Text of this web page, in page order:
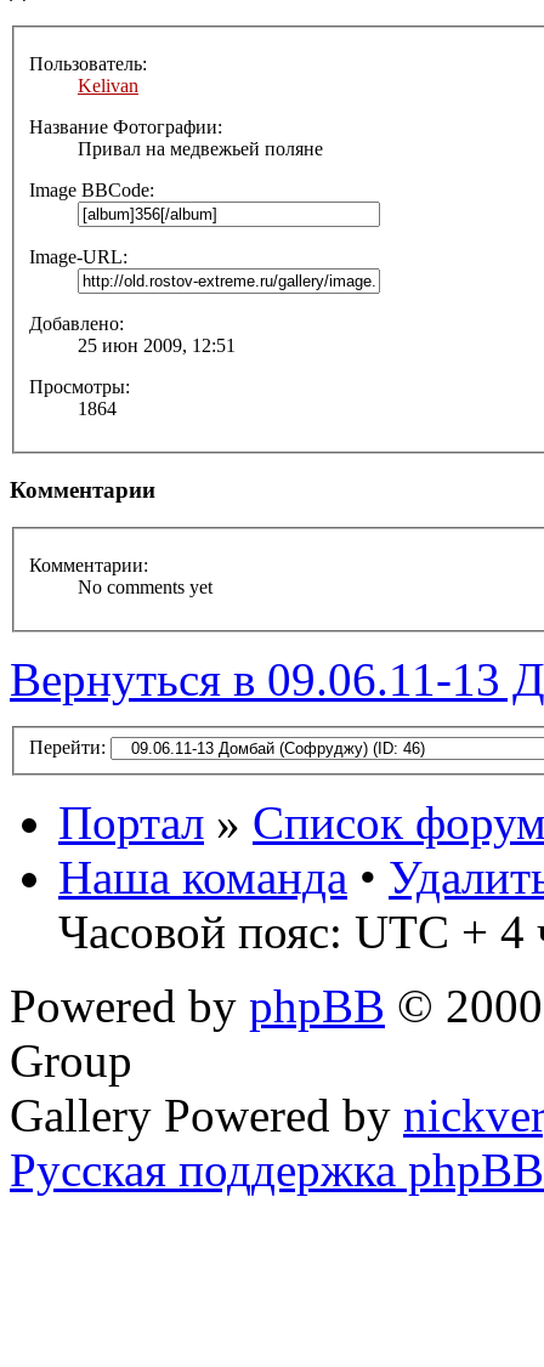
Пользователь:
Kelivan
Название Фотографии:
Привал на медвежьей поляне
Image BBCode:
Image-URL:
Добавлено:
25 июн 2009, 12:51
Просмотры:
1864
Комментарии
Комментарии:
No comments yet
Вернуться в 09.06.11-13
Перейти:
Портал » Список
Наша команда •
Часовой пояс: UTC + 4
Powered by phpBB ©
Group
Gallery Powered by
Русская поддержка phpBB